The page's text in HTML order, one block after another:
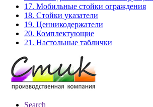
17. Мобильные стойки ограждения
18. Стойки указатели
19. Ценникодержатели
20. Комплектующие
21. Настольные таблички
Search